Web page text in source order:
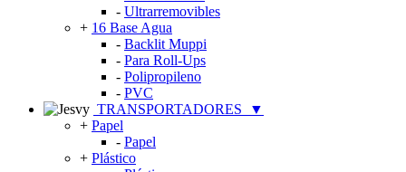
- Ultrarremovibles
+ 16 Base Agua
- Backlit Muppi
- Para Roll-Ups
- Polipropileno
- PVC
TRANSPORTADORES
▼
+ Papel
- Papel
+ Plástico